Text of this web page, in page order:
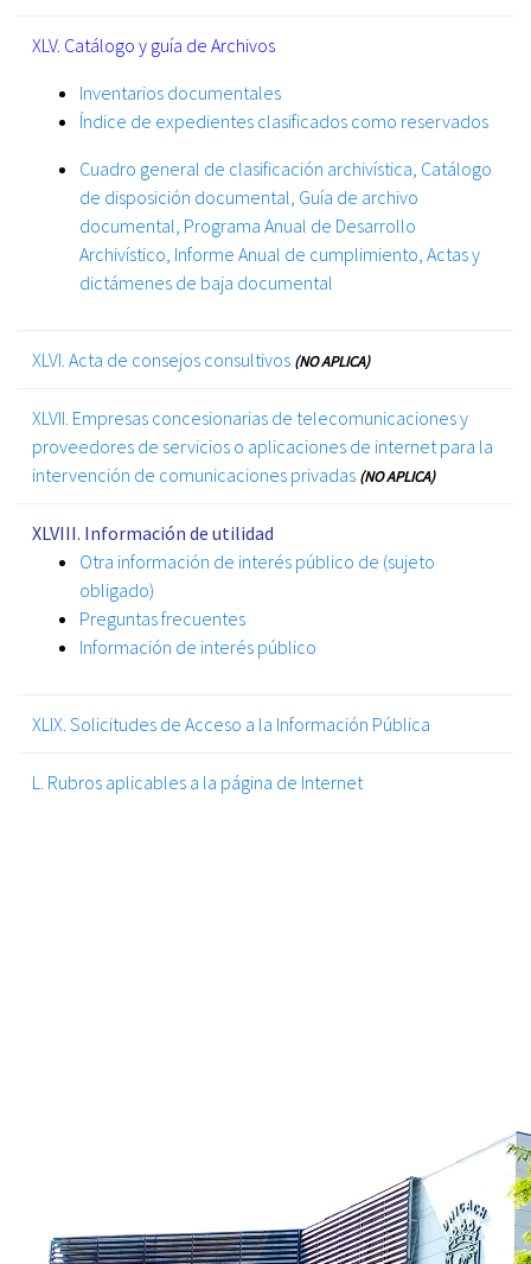
XLV. Catálogo y guía de Archivos
Inventarios documentales
Índice de expedientes clasificados como reservados
Cuadro general de clasificación archivística, Catálogo
de disposición documental, Guía de archivo
documental, Programa Anual de Desarrollo
Archivístico, Informe Anual de cumplimiento, Actas y
dictámenes de baja documental
XLVI. Acta de consejos consultivos (NO APLICA)
XLVII. Empresas concesionarias de telecomunicaciones y
proveedores de servicios o aplicaciones de internet para la
intervención de comunicaciones privadas (NO APLICA)
XLVIII. Información de utilidad
Otra información de interés público de (sujeto
obligado)
Preguntas frecuentes
Información de interés público
XLIX. Solicitudes de Acceso a la Información Pública
L. Rubros aplicables a la página de Internet